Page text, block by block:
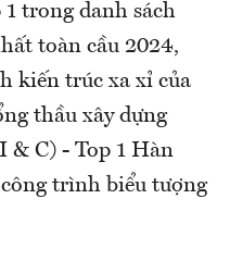
trong danh sách
toàn cầu 2024,
kiến trúc xa xỉ của
thầu xây dựng
& C) - Top 1 Hàn
trình biểu tượng